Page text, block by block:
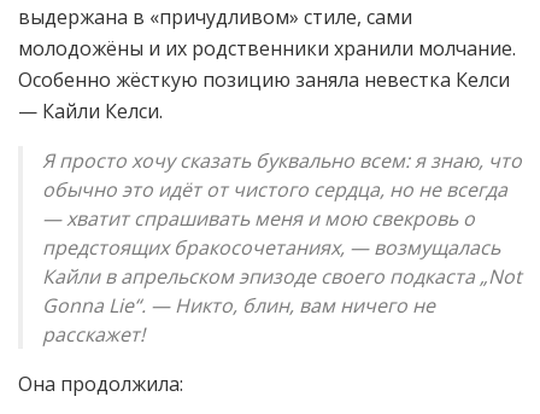
выдержана в «причудливом» стиле, сами
молодожёны и их родственники хранили молчание.
Особенно жёсткую позицию заняла невестка Келси
— Кайли Келси.
Я просто хочу сказать буквально всем: я знаю, что
обычно это идёт от чистого сердца, но не всегда
— хватит спрашивать меня и мою свекровь о
предстоящих бракосочетаниях, — возмущалась
Кайли в апрельском эпизоде своего подкаста „Not
Gonna Lie“. — Никто, блин, вам ничего не
расскажет!
Она продолжила: